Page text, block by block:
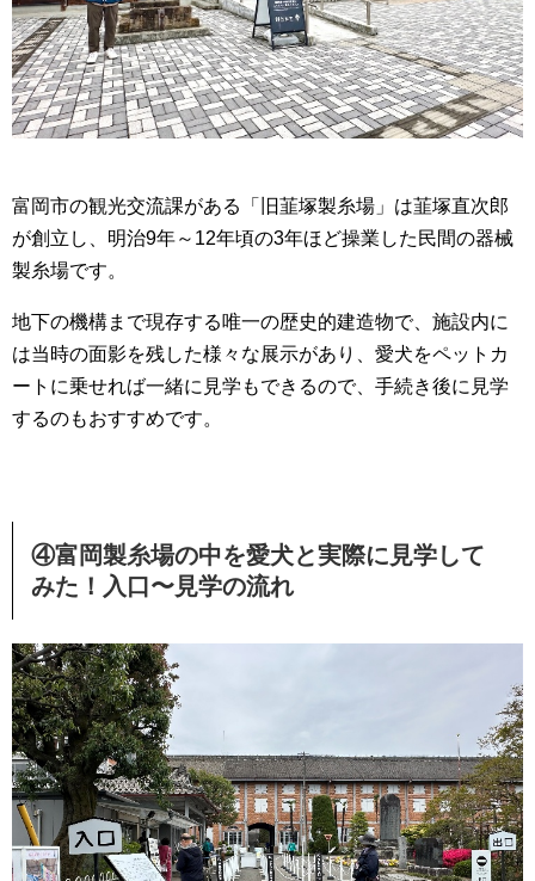
富岡市の観光交流課がある「旧韮塚製糸場」は韮塚直次郎
が創立し、明治9年～12年頃の3年ほど操業した民間の器械
製糸場です。
地下の機構まで現存する唯一の歴史的建造物で、施設内に
は当時の面影を残した様々な展示があり、愛犬をペットカ
ートに乗せれば一緒に見学もできるので、手続き後に見学
するのもおすすめです。
④富岡製糸場の中を愛犬と実際に見学して
みた！入口〜見学の流れ